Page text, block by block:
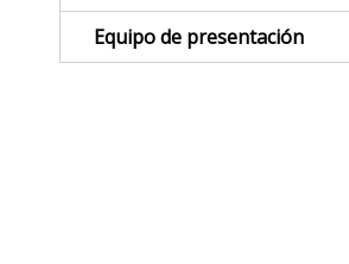
Equipo de presentación